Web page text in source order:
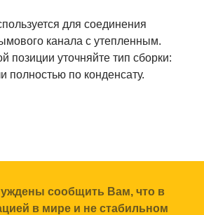
для соединения
канала с утепленным.
позиции уточняйте тип сборки:
полностью по конденсату.
сообщить Вам, что в
в мире и не стабильном